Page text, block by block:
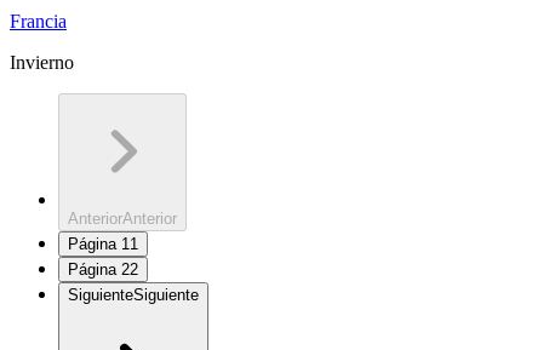
Francia
Invierno
AnteriorAnterior
Página 1 1
Página 22
SiguienteSiguiente